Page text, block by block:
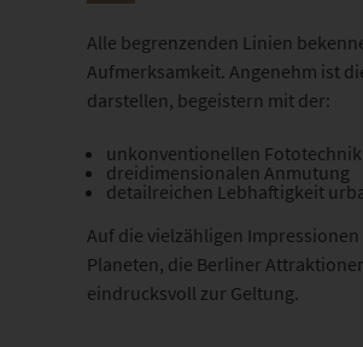
Alle begrenzenden Linien
Aufmerksamkeit. Angenehm ist
darstellen, begeistern mit der:
unkonventionellen Fototechnik
dreidimensionalen Anmutung
detailreichen Lebhaftigkeit
Auf die vielzähligen
Planeten, die Berliner
eindrucksvoll zur Geltung.